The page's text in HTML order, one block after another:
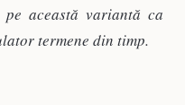
această variantă ca
termene din timp.